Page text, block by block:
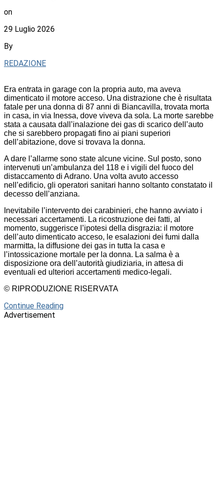
on
29 Luglio 2026
By
REDAZIONE
Era entrata in garage con la propria auto, ma aveva
dimenticato il motore acceso. Una distrazione che è risultata
fatale per una donna di 87 anni di Biancavilla, trovata morta
in casa, in via Inessa, dove viveva da sola. La morte sarebbe
stata a causata dall’inalazione dei gas di scarico dell’auto
che si sarebbero propagati fino ai piani superiori
dell’abitazione, dove si trovava la donna.
A dare l’allarme sono state alcune vicine. Sul posto, sono
intervenuti un’ambulanza del 118 e i vigili del fuoco del
distaccamento di Adrano. Una volta avuto accesso
nell’edificio, gli operatori sanitari hanno soltanto constatato il
decesso dell’anziana.
Inevitabile l’intervento dei carabinieri, che hanno avviato i
necessari accertamenti. La ricostruzione dei fatti, al
momento, suggerisce l’ipotesi della disgrazia: il motore
dell’auto dimenticato acceso, le esalazioni dei fumi dalla
marmitta, la diffusione dei gas in tutta la casa e
l’intossicazione mortale per la donna. La salma è a
disposizione ora dell’autorità giudiziaria, in attesa di
eventuali ed ulteriori accertamenti medico-legali.
© RIPRODUZIONE RISERVATA
Continue Reading
Advertisement